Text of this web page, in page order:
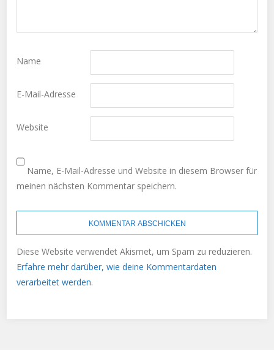
Name
E-Mail-Adresse
Website
Name, E-Mail-Adresse und Website in diesem Browser für
meinen nächsten Kommentar speichern.
Diese Website verwendet Akismet, um Spam zu reduzieren.
Erfahre mehr darüber, wie deine Kommentardaten
verarbeitet werden.